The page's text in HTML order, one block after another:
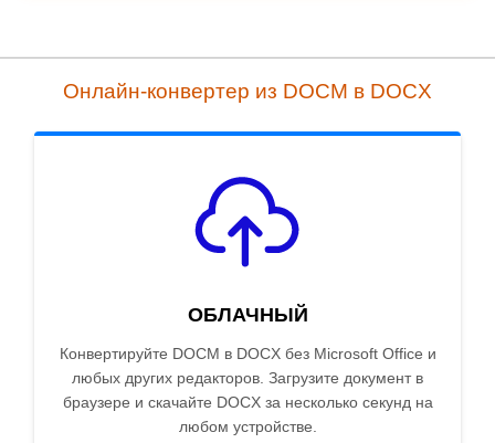
Онлайн-конвертер из DOCM в DOCX
ОБЛАЧНЫЙ
Конвертируйте DOCM в DOCX без Microsoft Office и
любых других редакторов. Загрузите документ в
браузере и скачайте DOCX за несколько секунд на
любом устройстве.